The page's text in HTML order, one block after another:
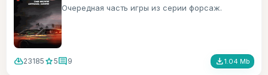
Очередная часть игры из серии форсаж.
cloud_download23185 star5comment9 file_download1.04 Mb